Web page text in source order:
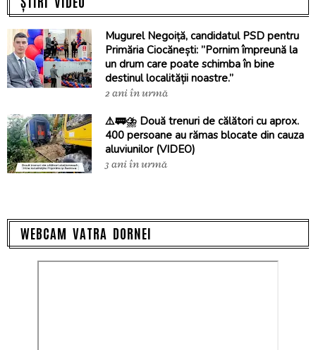
Mugurel Negoiță, candidatul PSD pentru
Primăria Ciocănești: ”Pornim împreună la
un drum care poate schimba în bine
destinul localității noastre.”
2 ani în urmă
⚠️🚃⛈️ Două trenuri de călători cu aprox.
400 persoane au rămas blocate din cauza
aluviunilor (VIDEO)
3 ani în urmă
WEBCAM VATRA DORNEI